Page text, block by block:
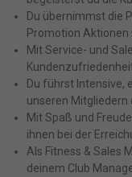
Du übernimmst die
Promotion Aktionen
Mit Service- und
Du führst Intensive,
unseren Mitgliedern
Mit Spaß und
ihnen bei der
Als Fitness & Sales
deinem Club